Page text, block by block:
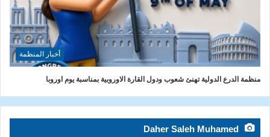
أخبار المنظمة
منظمة الدرع الدولية تهنئ شعوب ودول القارة الاوروبية بمناسبة يوم اوروبا
Daher Saleh Muhamed